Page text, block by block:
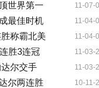
11-07-
世界第一
11-04-
最佳时机
11-04-
称霸北美
11-03-
胜3连冠
11-03-
尔交手
10-11-
尔两连胜